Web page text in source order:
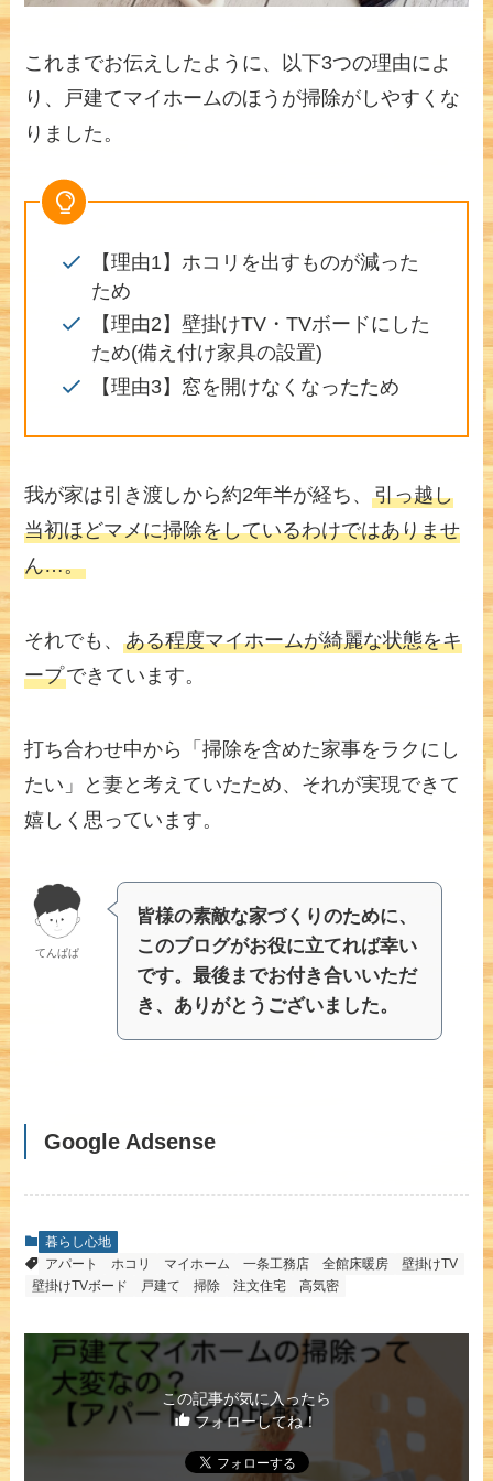
これまでお伝えしたように、以下3つの理由によ
り、戸建てマイホームのほうが掃除がしやすくな
りました。
【理由1】ホコリを出すものが減った
ため
【理由2】壁掛けTV・TVボードにした
ため(備え付け家具の設置)
【理由3】窓を開けなくなったため
我が家は引き渡しから約2年半が経ち、引っ越し
当初ほどマメに掃除をしているわけではありませ
ん…。
それでも、ある程度マイホームが綺麗な状態をキ
ープできています。
打ち合わせ中から「掃除を含めた家事をラクにし
たい」と妻と考えていたため、それが実現できて
嬉しく思っています。
てんぱぱ
皆様の素敵な家づくりのために、
このブログがお役に立てれば幸い
です。最後までお付き合いいただ
き、ありがとうございました。
Google Adsense
暮らし心地
アパート
ホコリ マイホーム 一条工務店 全館床暖房
壁掛けTV
壁掛けTVボード
戸建て 掃除 注文住宅 高気密
この記事が気に入ったら
フォローしてね！